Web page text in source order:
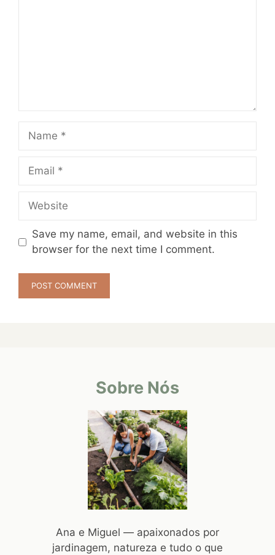
Name
Email
Website
Save my name, email, and website in this
browser for the next time I comment.
Sobre Nós
Ana e Miguel — apaixonados por
jardinagem, natureza e tudo o que